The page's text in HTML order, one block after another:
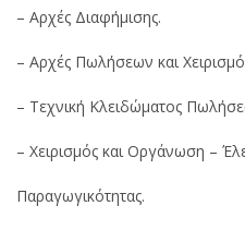
– Αρχές Διαφήμισης.
– Αρχές Πωλήσεων και
– Τεχνική Κλειδώματος
– Χειρισμός και Οργάνωση –
Παραγωγικότητας.